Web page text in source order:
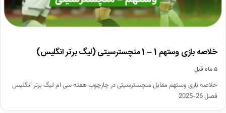
خلاصه بازی وستهم 1 – 1 منچسترسیتی (لیگ برتر انگلیس)
۵ ماه قبل
خلاصه بازی وستهم مقابل منچسترسیتی در چارچوب هفته سی ام لیگ برتر انگلیس
فصل 26-2025